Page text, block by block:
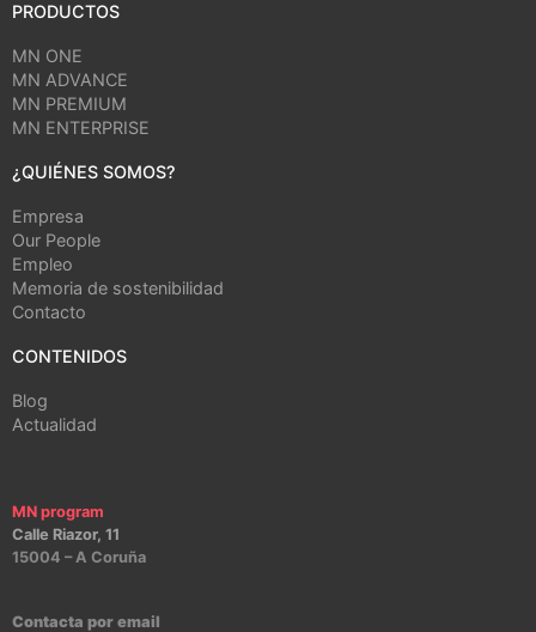
PRODUCTOS
MN ONE
MN ADVANCE
MN PREMIUM
MN ENTERPRISE
¿QUIÉNES SOMOS?
Empresa
Our People
Empleo
Memoria de sostenibilidad
Contacto
CONTENIDOS
Blog
Actualidad
MN program
Calle Riazor, 11
15004 – A Coruña
Contacta por email